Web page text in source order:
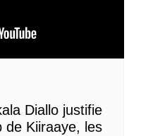
Diallo justifie
de Kiiraaye, les